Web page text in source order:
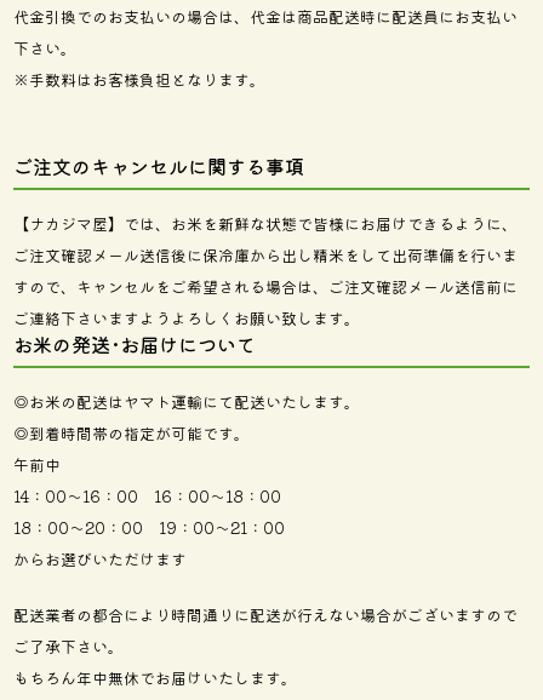
代金引換でのお支払いの場合は、代金は商品配送時に配送員にお支払い
下さい。
※手数料はお客様負担となります。
ご注文のキャンセルに関する事項
【ナカジマ屋】では、お米を新鮮な状態で皆様にお届けできるように、
ご注文確認メール送信後に保冷庫から出し精米をして出荷準備を行いま
すので、キャンセルをご希望される場合は、ご注文確認メール送信前に
ご連絡下さいますようよろしくお願い致します。
お米の発送･お届けについて
◎お米の配送はヤマト運輸にて配送いたします。
◎到着時間帯の指定が可能です。
午前中
14：00～16：00 16：00～18：00
18：00～20：00 19：00～21：00
からお選びいただけます
配送業者の都合により時間通りに配送が行えない場合がございますので
ご了承下さい。
もちろん年中無休でお届けいたします。